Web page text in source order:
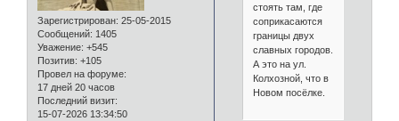
Зарегистрирован: 25-05-2015
Сообщений: 1405
Уважение: +545
Позитив: +105
Провел на форуме:
17 дней 20 часов
Последний визит:
15-07-2026 13:34:50
стоять там, где
соприкасаются
границы двух
славных городов.
А это на ул.
Колхозной, что в
Новом посёлке.